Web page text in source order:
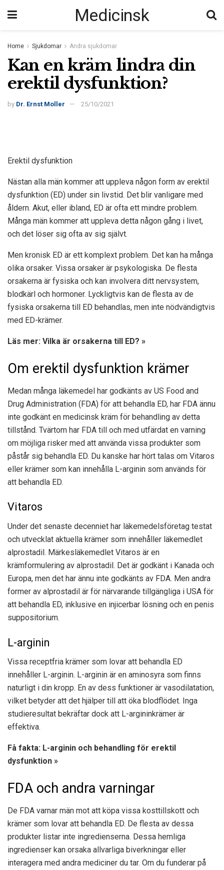
Medicinsk
Home Sjukdomar Andra sjukdomar
Kan en kräm lindra din
erektil dysfunktion?
by Dr. Ernst Moller 25/10/2021
Erektil dysfunktion
Nästan alla män kommer att uppleva någon form av erektil
dysfunktion (ED) under sin livstid. Det blir vanligare med
åldern. Akut, eller ibland, ED är ofta ett mindre problem.
Många män kommer att uppleva detta någon gång i livet,
och det löser sig ofta av sig självt.
Men kronisk ED är ett komplext problem. Det kan ha många
olika orsaker. Vissa orsaker är psykologiska. De flesta
orsakerna är fysiska och kan involvera ditt nervsystem,
blodkärl och hormoner. Lyckligtvis kan de flesta av de
fysiska orsakerna till ED behandlas, men inte nödvändigtvis
med ED-krämer.
Läs mer: Vilka är orsakerna till ED? »
Om erektil dysfunktion krämer
Medan många läkemedel har godkänts av US Food and
Drug Administration (FDA) för att behandla ED, har FDA ännu
inte godkänt en medicinsk kräm för behandling av detta
tillstånd. Tvärtom har FDA till och med utfärdat en varning
om möjliga risker med att använda vissa produkter som
påstår sig behandla ED. Du kanske har hört talas om Vitaros
eller krämer som kan innehålla L-arginin som används för
att behandla ED.
Vitaros
Under det senaste decenniet har läkemedelsföretag testat
och utvecklat aktuella krämer som innehåller läkemedlet
alprostadil. Märkesläkemedlet Vitaros är en
krämformulering av alprostadil. Det är godkänt i Kanada och
Europa, men det har ännu inte godkänts av FDA. Men andra
former av alprostadil är för närvarande tillgängliga i USA för
att behandla ED, inklusive en injicerbar lösning och en penis
suppositorium.
L-arginin
Vissa receptfria krämer som lovar att behandla ED
innehåller L-arginin. L-arginin är en aminosyra som finns
naturligt i din kropp. En av dess funktioner är vasodilatation,
vilket betyder att det hjälper till att öka blodflödet. Inga
studieresultat bekräftar dock att L-argininkrämer är
effektiva.
Få fakta: L-arginin och behandling för erektil
dysfunktion »
FDA och andra varningar
De FDA varnar män mot att köpa vissa kosttillskott och
krämer som lovar att behandla ED. De flesta av dessa
produkter listar inte ingredienserna. Dessa hemliga
ingredienser kan orsaka allvarliga biverkningar eller
interagera med andra mediciner du tar. Om du funderar på